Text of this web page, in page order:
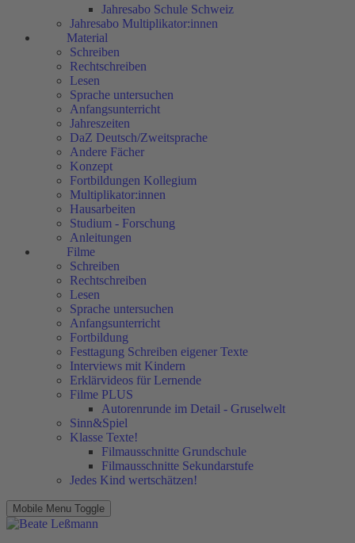
Jahresabo Schule Schweiz
Jahresabo Multiplikator:innen
Material
Schreiben
Rechtschreiben
Lesen
Sprache untersuchen
Anfangsunterricht
Jahreszeiten
DaZ Deutsch/Zweitsprache
Andere Fächer
Konzept
Fortbildungen Kollegium
Multiplikator:innen
Hausarbeiten
Studium - Forschung
Anleitungen
Filme
Schreiben
Rechtschreiben
Lesen
Sprache untersuchen
Anfangsunterricht
Fortbildung
Festtagung Schreiben eigener Texte
Interviews mit Kindern
Erklärvideos für Lernende
Filme PLUS
Autorenrunde im Detail - Gruselwelt
Sinn&Spiel
Klasse Texte!
Filmausschnitte Grundschule
Filmausschnitte Sekundarstufe
Jedes Kind wertschätzen!
Mobile Menu Toggle